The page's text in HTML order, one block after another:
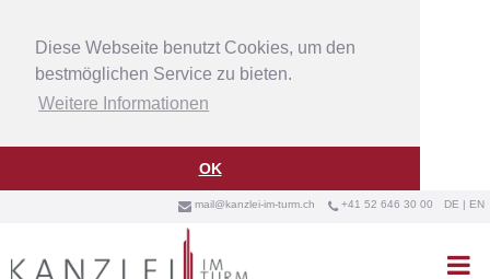
Diese Webseite benutzt Cookies, um den
bestmöglichen Service zu bieten.
Weitere Informationen
OK
 mail@kanzlei-im-turm.ch +41 52 646 30 00 DE | EN
